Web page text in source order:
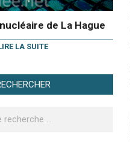
de La Hague
LA SUITE